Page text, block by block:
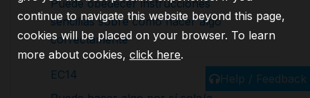
Puede obedecer instrucciones
sencillas sobre como hacer algo
correctamente
EC14
Help / Feedback
continue to navigate this website beyond this page,
cookies will be placed on your browser. To learn
more about cookies, click here.